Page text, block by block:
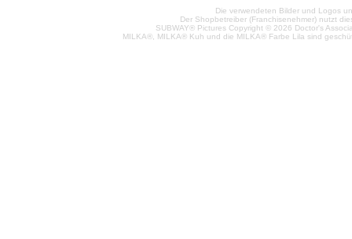
Die verwendeten Bilder und Logos
Der Shopbetreiber (Franchisenehmer) nutzt
SUBWAY® Pictures Copyright © 2026 Doctor's
MILKA®, MILKA® Kuh und die MILKA® Farbe Lila sind